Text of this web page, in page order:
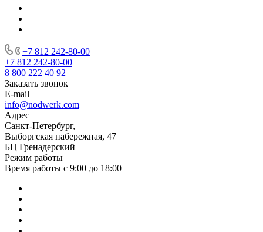
+7 812 242-80-00
+7 812 242-80-00
8 800 222 40 92
Заказать звонок
E-mail
info@nodwerk.com
Адрес
Санкт-Петербург,
Выборгская набережная, 47
БЦ Гренадерский
Режим работы
Время работы с 9:00 до 18:00